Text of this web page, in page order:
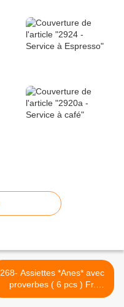
268- Assiettes *Anes* avec
proverbes ( 6 pcs ) Fr.
95.00 >